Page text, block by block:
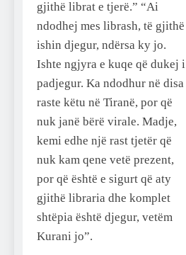
gjithë librat e tjerë.” “Ai
ndodhej mes librash, të gjithë
ishin djegur, ndërsa ky jo.
Ishte ngjyra e kuqe që dukej i
padjegur. Ka ndodhur në disa
raste këtu në Tiranë, por që
nuk janë bërë virale. Madje,
kemi edhe një rast tjetër që
nuk kam qene vetë prezent,
por që është e sigurt që aty
gjithë libraria dhe komplet
shtëpia është djegur, vetëm
Kurani jo”.